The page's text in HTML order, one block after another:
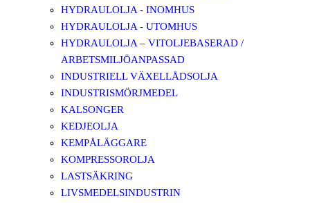
HYDRAULOLJA - INOMHUS
HYDRAULOLJA - UTOMHUS
HYDRAULOLJA – VITOLJEBASERAD /
ARBETSMILJÖANPASSAD
INDUSTRIELL VÄXELLÅDSOLJA
INDUSTRISMÖRJMEDEL
KALSONGER
KEDJEOLJA
KEMPÅLÄGGARE
KOMPRESSOROLJA
LASTSÄKRING
LIVSMEDELSINDUSTRIN